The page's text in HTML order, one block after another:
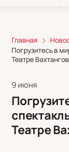
Главная
Погрузитесь в
Театре
9 июня
Театре